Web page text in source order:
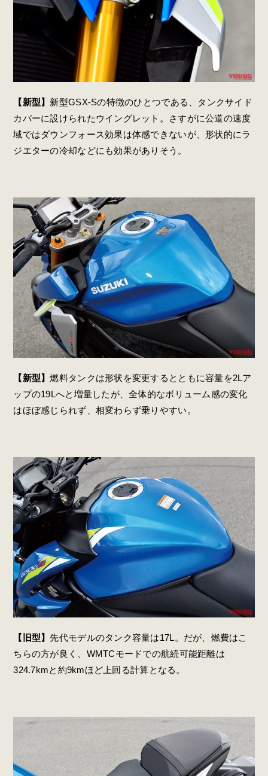
【新型】 新型GSX-Sの特徴のひとつである、タンクサイド
カバーに設けられたウイングレット。さすがに公道の速度
域ではダウンフォース効果は体感できないが、形状的にラ
ジエターの冷却などにも効果がありそう。
【新型】燃料タンクは形状を変更するとともに容量を2Lア
ップの19Lへと増量したが、全体的なボリューム感の変化
はほぼ感じられず、相変わらず乗りやすい。
【旧型】 先代モデルのタンク容量は17L。だが、燃費はこ
ちらの方が良く、WMTCモードでの航続可能距離は
324.7kmと約9kmほど上回る計算となる。